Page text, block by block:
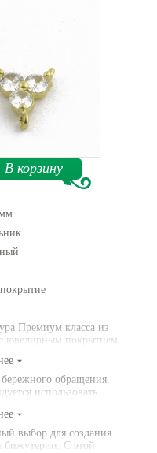
В корзину
Премиум класса из
ювелирным покрытием
бережного обращения.
использовать
производства).
выбор для создания
бижутерии. С этой